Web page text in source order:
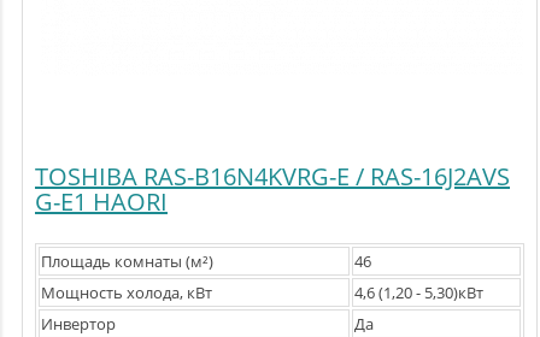
TOSHIBA RAS-B16N4KVRG-E / RAS-16J2AVS
G-E1 HAORI
Площадь комнаты (м²)
46
Мощность холода, кВт
4,6 (1,20 - 5,30)кВт
Инвертор
Да